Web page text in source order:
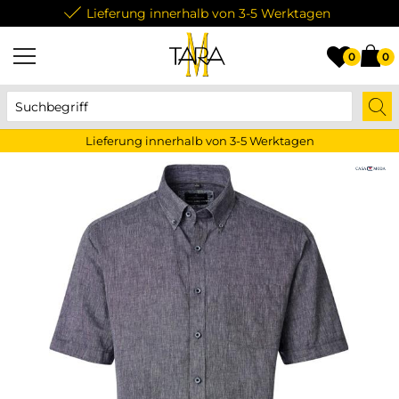
Lieferung innerhalb von 3-5 Werktagen
0 0
Lieferung innerhalb von 3-5 Werktagen